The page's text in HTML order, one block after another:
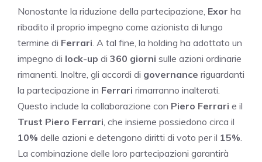
Nonostante la riduzione della partecipazione, Exor ha
ribadito il proprio impegno come azionista di lungo
termine di Ferrari . A tal fine, la holding ha adottato un
impegno di lock-up di 360 giorni sulle azioni ordinarie
rimanenti. Inoltre, gli accordi di governance riguardanti
la partecipazione in Ferrari rimarranno inalterati.
Questo include la collaborazione con Piero Ferrari e il
Trust Piero Ferrari , che insieme possiedono circa il
10% delle azioni e detengono diritti di voto per il 15%
La combinazione delle loro partecipazioni garantirà